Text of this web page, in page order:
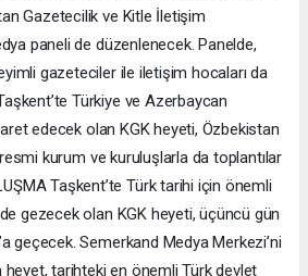
Gazetecilik ve Kitle İletişim
paneli de düzenlenecek. Panelde,
gazeteciler ile iletişim hocaları da
Türkiye ve Azerbaycan
edecek olan KGK heyeti, Özbekistan
kurum ve kuruluşlarla da toplantılar
Taşkent’te Türk tarihi için önemli
gezecek olan KGK heyeti, üçüncü gün
geçecek. Semerkand Medya Merkezi’ni
tarihteki en önemli Türk devlet